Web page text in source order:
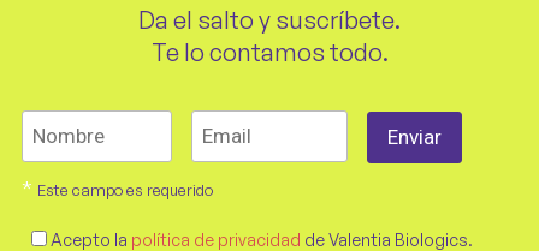
Da el salto y suscríbete.
Te lo contamos todo.
* Este campo es requerido
Acepto la política de privacidad de Valentia Biologics.